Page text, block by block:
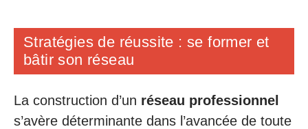
Stratégies de réussite : se former et
bâtir son réseau
La construction d’un réseau professionnel
s’avère déterminante dans l’avancée de toute